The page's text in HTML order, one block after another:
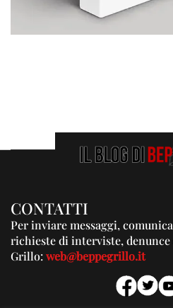
CONTATTI
Per inviare messaggi,
richieste di interviste, denunce
Grillo:web@beppegrillo.it